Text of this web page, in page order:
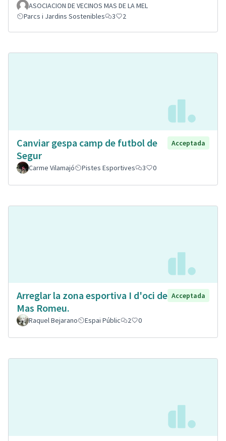
ASOCIACION DE VECINOS MAS DE LA MEL
Parcs i Jardins Sostenibles
3 2
Canviar gespa camp de futbol de
Segur
Acceptada
Carme Vilamajó Pistes Esportives 3 0
Arreglar la zona esportiva I d'oci de
Mas Romeu.
Acceptada
Raquel Bejarano Espai Públic 2 0